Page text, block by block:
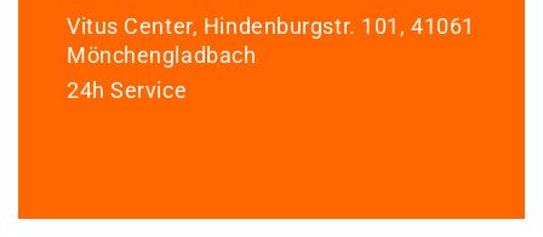
Vitus Center, Hindenburgstr. 101, 41061
Mönchengladbach
24h Service